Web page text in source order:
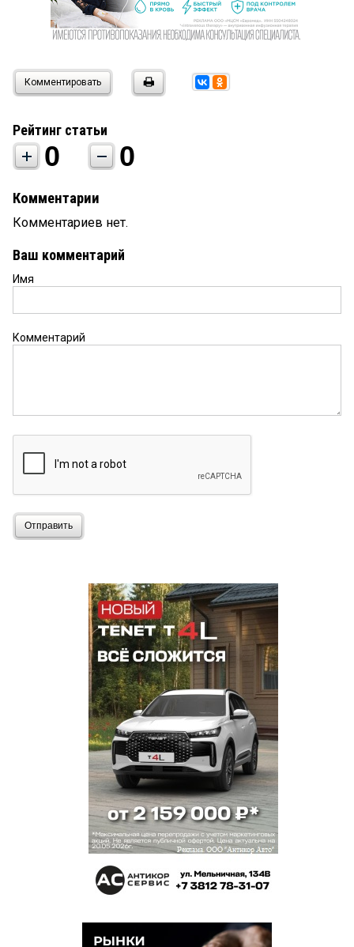
Комментировать
Рейтинг статьи
0 0
Комментарии
Комментариев нет.
Ваш комментарий
Имя
Комментарий
Отправить